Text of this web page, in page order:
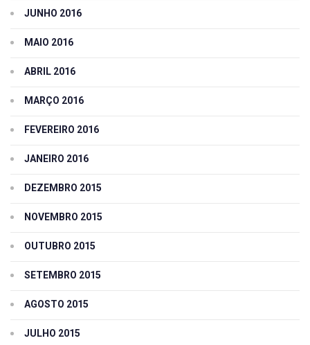
JUNHO 2016
MAIO 2016
ABRIL 2016
MARÇO 2016
FEVEREIRO 2016
JANEIRO 2016
DEZEMBRO 2015
NOVEMBRO 2015
OUTUBRO 2015
SETEMBRO 2015
AGOSTO 2015
JULHO 2015